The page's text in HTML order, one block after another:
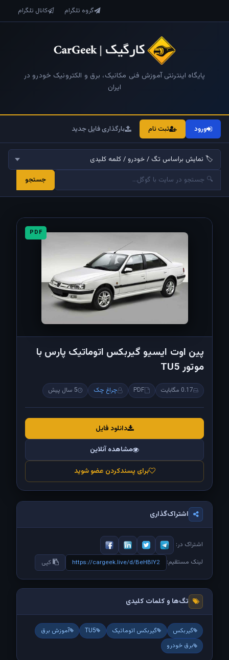
گروه تلگرام کانال تلگرام
پایگاه اینترنتی آموزش فنی مکانیک، برق و الکترونیک خودرو در
ایران
ورود ثبت نام بارگذاری فایل جدید
جستجو
PDF
پين اوت ايسيو گيربکس اتوماتيک پارس با
موتور TU5
0.17 مگابایت PDF چراغ چک 5 سال پیش
دانلود فایل
مشاهده آنلاین
برای پسندکردن عضو شوید
اشتراک‌گذاری
اشتراک در:
لینک مستقیم: https://cargeek.live/d/BeHBIY2 کپی
تگ‌ها و کلمات کلیدی
گیربکس گیربکس اتوماتیک TU5
آموزش برق
برق خودرو